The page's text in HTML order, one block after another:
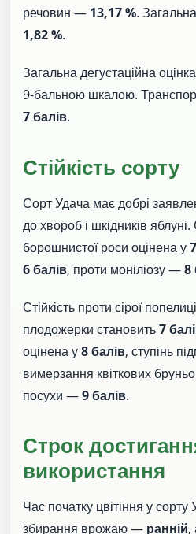
речовин — 13,17 %.
1,82 %.
Загальна дегустаційна
9-бальною шкалою.
7 балів.
Стійкість сорту
Сорт Удача має добрі
до хвороб і шкідників яблуні.
борошнистої роси оцінена у
6 балів, проти моніліозу —8
Стійкість проти сірої
плодожерки становить7
оцінена у8 балів, ступінь
вимерзання квіткових
посухи —9 балів.
Строк
використання
Час початку цвітіння у
збирання врожаю — ранній,